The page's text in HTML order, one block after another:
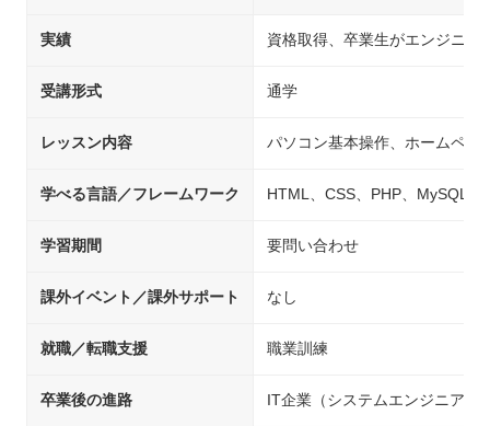
実績 資格取得、卒業生がエンジニア
受講形式 通学
レッスン内容 パソコン基本操作、ホームペー
学べる言語／フレームワーク HTML、CSS、PHP、MySQL
学習期間 要問い合わせ
課外イベント／課外サポート なし
就職／転職支援 職業訓練
卒業後の進路 IT企業（システムエンジニア／